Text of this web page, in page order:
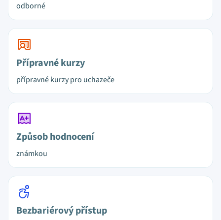
odborné
Přípravné kurzy
přípravné kurzy pro uchazeče
Způsob hodnocení
známkou
Bezbariérový přístup